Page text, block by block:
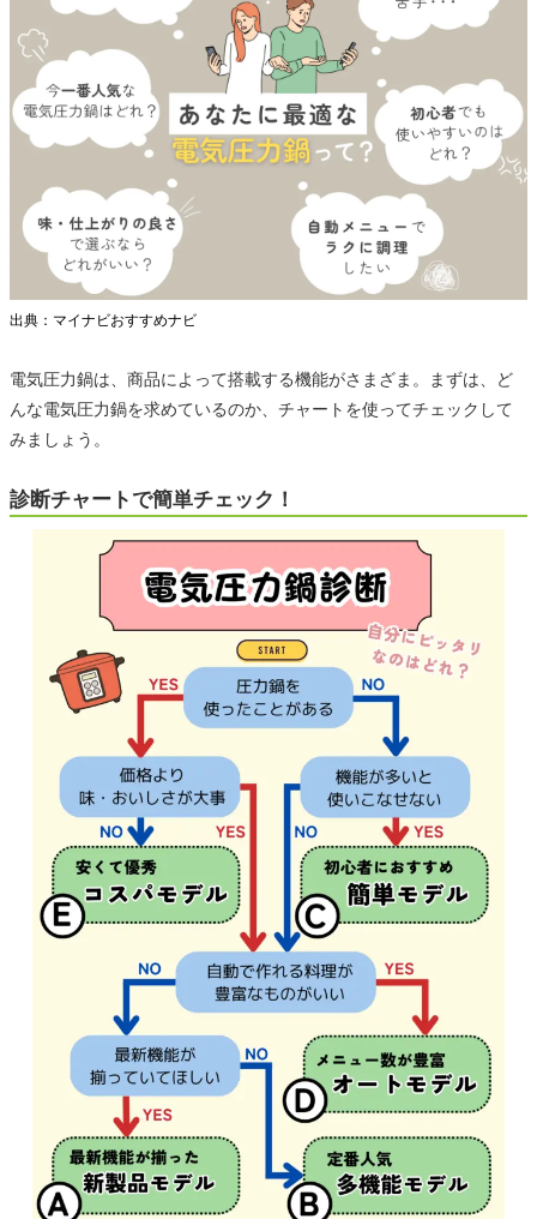
出典：マイナビおすすめナビ
電気圧力鍋は、商品によって搭載する機能がさまざま。まずは、ど
んな電気圧力鍋を求めているのか、チャートを使ってチェックして
みましょう。
診断チャートで簡単チェック！